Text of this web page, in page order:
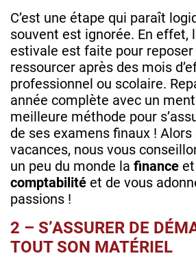
C’est une étape qui paraît
souvent est ignorée. En effet,
estivale est faite pour reposer
ressourcer après des mois
professionnel ou scolaire.
année complète avec un
meilleure méthode pour
de ses examens finaux !
vacances, nous vous
un peu du monde la finance
comptabilité et de vous
passions !
2 – S’ASSURER DE
TOUT SON MATÉRIEL